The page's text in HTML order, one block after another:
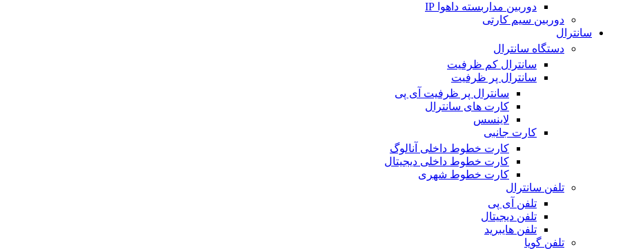
دوربین مداربسته داهوا IP
دوربین سیم کارتی
سانترال
دستگاه سانترال
سانترال کم ظرفیت
سانترال پر ظرفیت
سانترال پر ظرفیت آی پی
کارت های سانترال
لاینسس
کارت جانبی
کارت خطوط داخلی آنالوگ
کارت خطوط داخلی دیجیتال
کارت خطوط شهری
تلفن سانترال
تلفن آی پی
تلفن دیجیتال
تلفن هایبرید
تلفن گویا